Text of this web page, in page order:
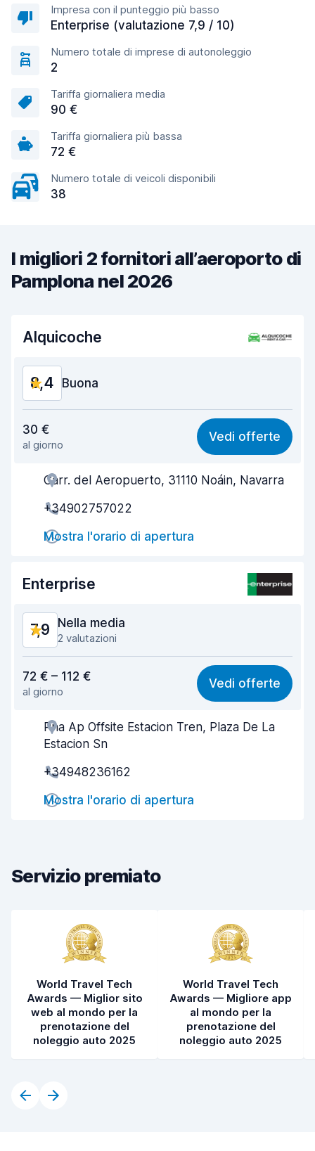
Impresa con il punteggio più basso
Enterprise (valutazione 7,9 / 10)
Numero totale di imprese di autonoleggio
2
Tariffa giornaliera media
90 €
Tariffa giornaliera più bassa
72 €
Numero totale di veicoli disponibili
38
I migliori 2 fornitori all’aeroporto di
Pamplona nel 2026
Alquicoche
8,4 Buona
8,4
Facile da trovare 8,2
Gentilezza degli agenti 8,7
Rapidità del ritiro
Rapidità della riconsegna
8,7
30 €
al giorno
Vedi offerte
Carr. del Aeropuerto, 31110 Noáin, Navarra
+34902757022
Mostra l'orario di apertura
Enterprise
7,9 Nella media
2 valutazioni
7,3
Facile da trovare 8,2
Gentilezza degli agenti
72 € – 112 €
al giorno
Vedi offerte
Pna Ap Offsite Estacion Tren, Plaza De La
Estacion Sn
+34948236162
Mostra l'orario di apertura
Servizio premiato
World Travel Tech
Awards — Miglior sito
web al mondo per la
prenotazione del
noleggio auto 2025
World Travel Tech
Awards — Migliore app
al mondo per la
prenotazione del
noleggio auto 2025